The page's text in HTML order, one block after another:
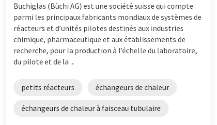
Buchiglas (Büchi AG) est une société suisse qui compte
parmi les principaux fabricants mondiaux de systèmes de
réacteurs et d’unités pilotes destinés aux industries
chimique, pharmaceutique et aux établissements de
recherche, pour la production à l’échelle du laboratoire,
du pilote et de la ...
petits réacteurs échangeurs de chaleur
échangeurs de chaleur à faisceau tubulaire